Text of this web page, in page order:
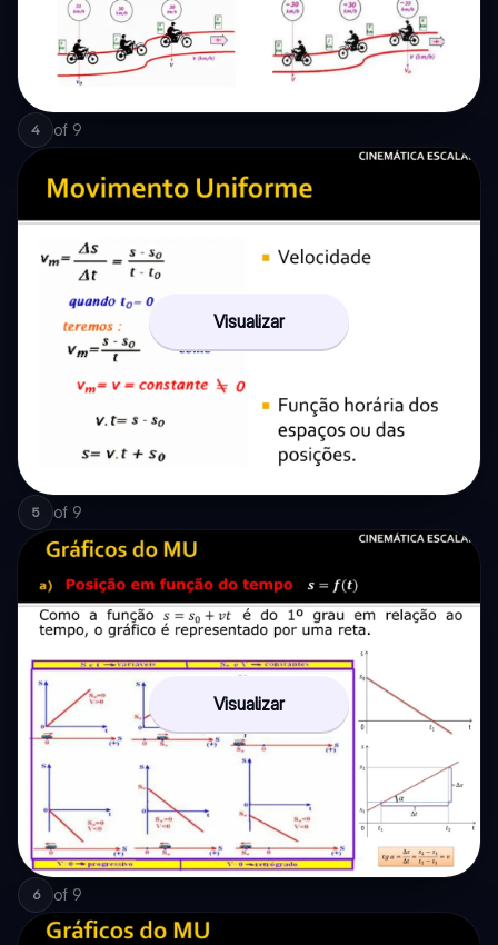
4 of 9
Visualizar
5 of 9
Visualizar
6 of 9